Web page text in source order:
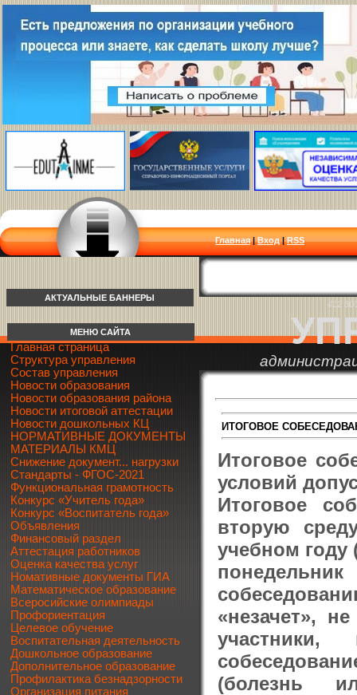
Главная |Вход|RSS
412
АКТУАЛЬНЫЕ БАННЕРЫ
ИТОГОВОЕ
Итоговое
условий
Итоговое
вторую
учебном
«незачет»,
(болезнь
МЕНЮ САЙТА
Главная страница
Структура управления
Состав управления
Новости образования
Новости образования района
Новости итоговой аттестации
Новости дошкольных КЦ
НОРМАТИВНЫЕ ДОКУМЕНТЫ
МАТЕРИАЛЫ КМЦ
Снижение документ... нагрузки
Стандарты - ФГОС-2021
Функциональная грамотность
Конкурс «Учитель года»
Конкурс «Воспитатель года»
Объявления
Финансовый раздел
Аттестация работников
Оценка качества услуг
Номативные документы ГИА
Математическое образование
Всеросийские олимпиады
Профориентация
Целевое обучение
Воспитательная деятельность
Дошкольное образование
Дополнительное образование
Профилактика безнадзорности
Организация питания